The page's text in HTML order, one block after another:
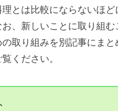
とは比較にならないほど
、新しいことに取り組む
の取り組みを別記事にま
ください。